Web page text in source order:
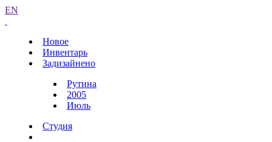
EN
Новое
Инвентарь
Задизайнено
Рутина
2005
Июль
Студия